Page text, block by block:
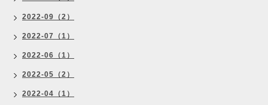
2022-09（2）
2022-07（1）
2022-06（1）
2022-05（2）
2022-04（1）